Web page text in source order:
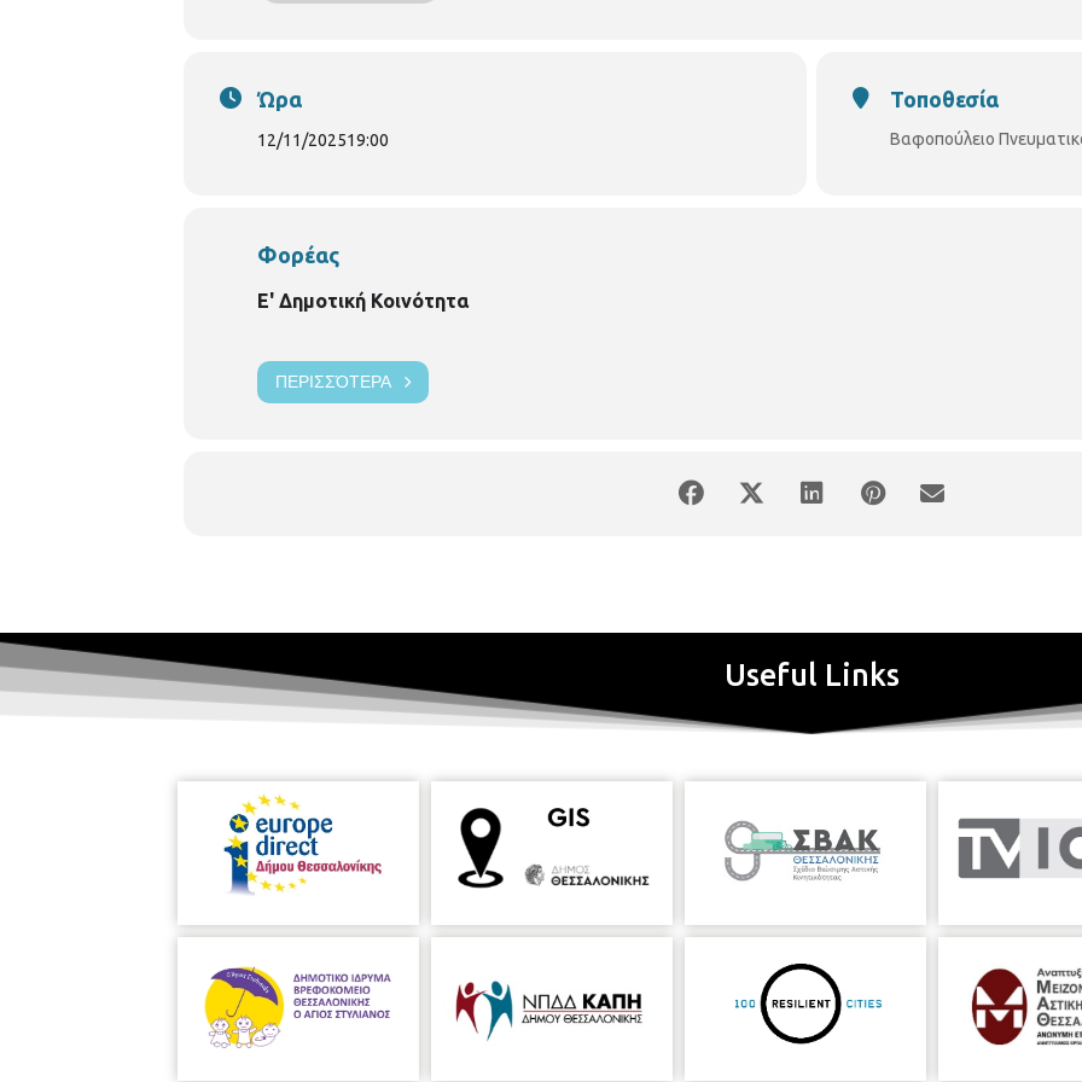
Ώρα
12/11/202519:00
Τοποθεσία
Βαφοπούλειο
Φορέας
Ε' Δημοτική Κοινότητα
ΠΕΡΙΣΣΌΤΕΡΑ
Useful Links